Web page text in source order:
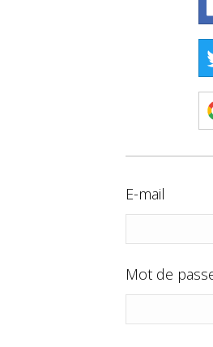
E-mail
Mot de